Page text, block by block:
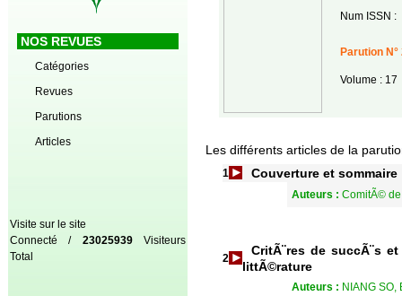
NOS REVUES
Catégories
Revues
Parutions
Articles
Visite sur le site
Connecté / 23025939Visiteurs
Total
Num ISSN :
Parution N°
Volume : 17
Les différents articles de la
1 Couverture et sommaire
Auteurs : ComitÃ©
2
CritÃ¨res de succÃ¨s
littÃ©rature
Auteurs : NIANG